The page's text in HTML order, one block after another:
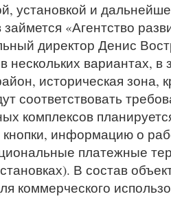
установкой и
займется «Агентство
директор Денис
нескольких вариантах,
историческая зона,
соответствовать
комплексов
информацию о
платежные
В состав
коммерческого